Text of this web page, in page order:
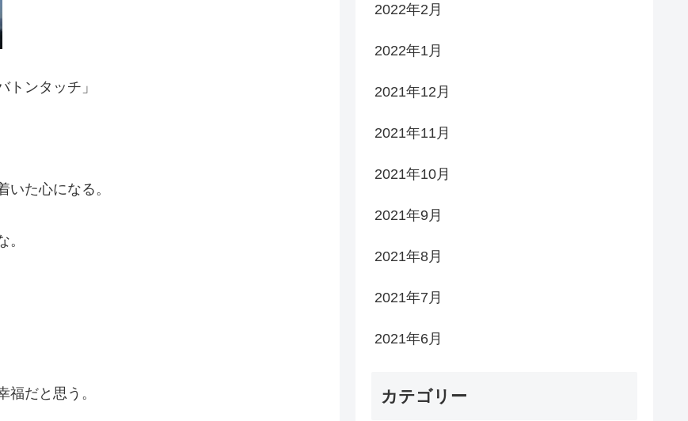
トンタッチ」
た心になる。
だと思う。
2022年2月
2022年1月
2021年12月
2021年11月
2021年10月
2021年9月
2021年8月
2021年7月
2021年6月
カテゴリー